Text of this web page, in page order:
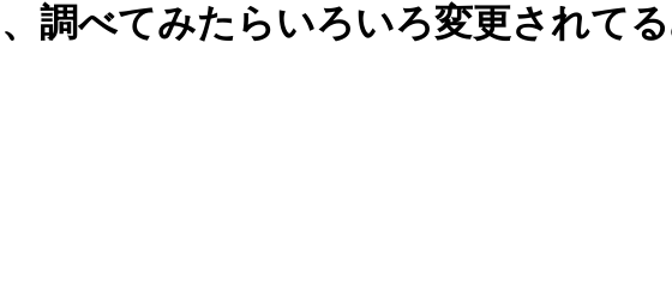
調べてみたらいろいろ変更されてる